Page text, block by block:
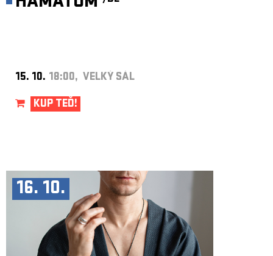
15. 10. 18:00, VELKÝ SÁL
KUP TEĎ!
16. 10.